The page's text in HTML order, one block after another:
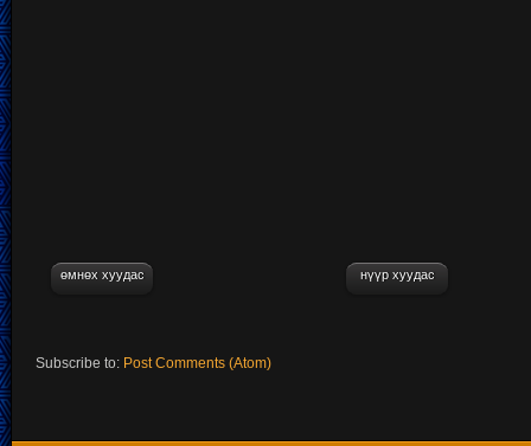
өмнөх хуудас нүүр хуудас
Subscribe to: Post Comments (Atom)